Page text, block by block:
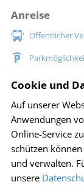
Anreise
Öffentlicher
Social Media
Cookie und
Auf unserer
Anwendungen
Online-Service
schützen
und verwalten.
unsere